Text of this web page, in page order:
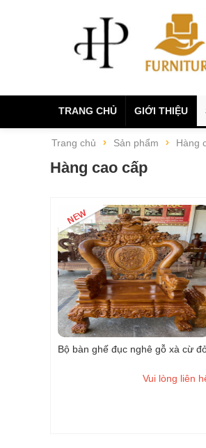
TRANG CHỦ GIỚI THIỆU
Trang chủ Sản phẩm Hàng
Hàng cao cấp
Bộ bàn ghế đục nghê gỗ xà cừ
Vui lòng liên